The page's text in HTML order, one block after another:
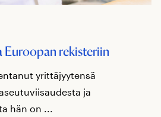
rekisteriin
yrittäjyytensä
ja
hän on ...